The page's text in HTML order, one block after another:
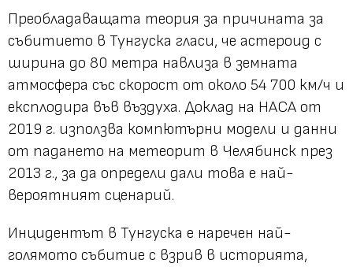
Преобладаващата теория за причината за
събитието в Тунгуска гласи, че астероид с
ширина до 80 метра навлиза в земната
атмосфера със скорост от около 54 700 км/ч и
експлодира във въздуха. Доклад на НАСА от
2019 г. използва компютърни модели и данни
от падането на метеорит в Челябинск през
2013 г., за да определи дали това е най-
вероятният сценарий.
Инцидентът в Тунгуска е наречен най-
голямото събитие с взрив в историята,